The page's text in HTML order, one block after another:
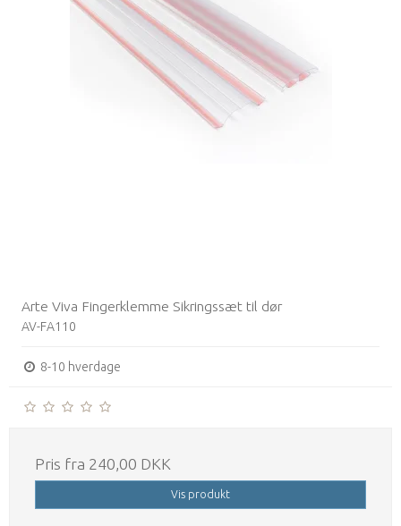
Arte Viva Fingerklemme Sikringssæt til dør
AV-FA110
8-10 hverdage
Pris fra 240,00 DKK
Vis produkt